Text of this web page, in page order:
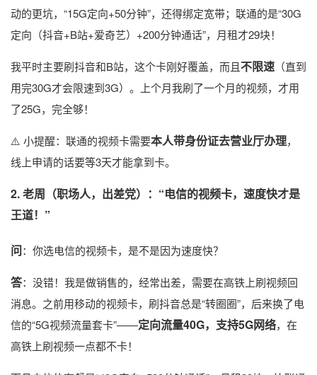
动的更坑，“15G定向+50分钟”，还得绑定宽带；联通的是“30G
定向（抖音+B站+爱奇艺）+200分钟通话”，月租才29块！
我平时主要刷抖音和B站，这个卡刚好覆盖，而且不限速 （直到
用完30G才会限速到3G）。上个月我刷了一个月的视频，才用
了25G，完全够！
⚠️ 小提醒：联通的视频卡需要本人带身份证去营业厅办理，
线上申请的话要等3天才能拿到卡。
2. 老周（职场人，出差党）：“电信的视频卡，速度快才是
王道！”
问：你选电信的视频卡，是不是因为速度快？
答：没错！我是做销售的，经常出差，需要在高铁上刷视频回
消息。之前用移动的视频卡，刷抖音总是“转圈圈”，后来换了电
信的“5G视频流量套卡”——定向流量40G，支持5G网络，在
高铁上刷视频一点都不卡！